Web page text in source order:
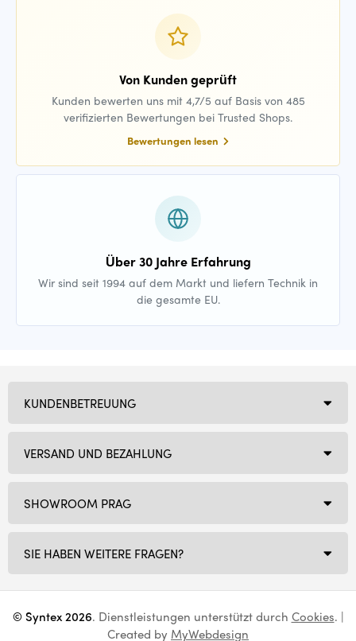
Von Kunden geprüft
Kunden bewerten uns mit 4,7/5 auf Basis von 485
verifizierten Bewertungen bei Trusted Shops.
Bewertungen lesen
Über 30 Jahre Erfahrung
Wir sind seit 1994 auf dem Markt und liefern Technik in
die gesamte EU.
SHOWROOM PRAG
SIE HABEN WEITERE FRAGEN?
KUNDENBETREUUNG
VERSAND UND BEZAHLUNG
© Syntex 2026. Dienstleistungen unterstützt durch Cookies. |
Created by MyWebdesign